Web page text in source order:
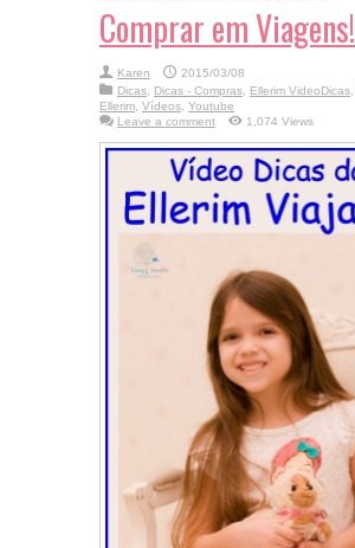
Comprar em Viagens!
Karen
2015/03/08
Dicas
Dicas - Compras Ellerim VideoDicas
Ellerim Vídeos Youtube
Leave a comment
1,074 Views